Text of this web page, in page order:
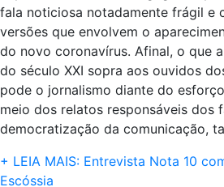
fala noticiosa notadamente frágil e
versões que envolvem o
do novo coronavírus. Afinal, o que
do século XXI sopra aos ouvidos
pode o jornalismo diante do
meio dos relatos responsáveis dos
democratização da comunicação,
+ LEIA MAIS: Entrevista Nota 10
Escóssia